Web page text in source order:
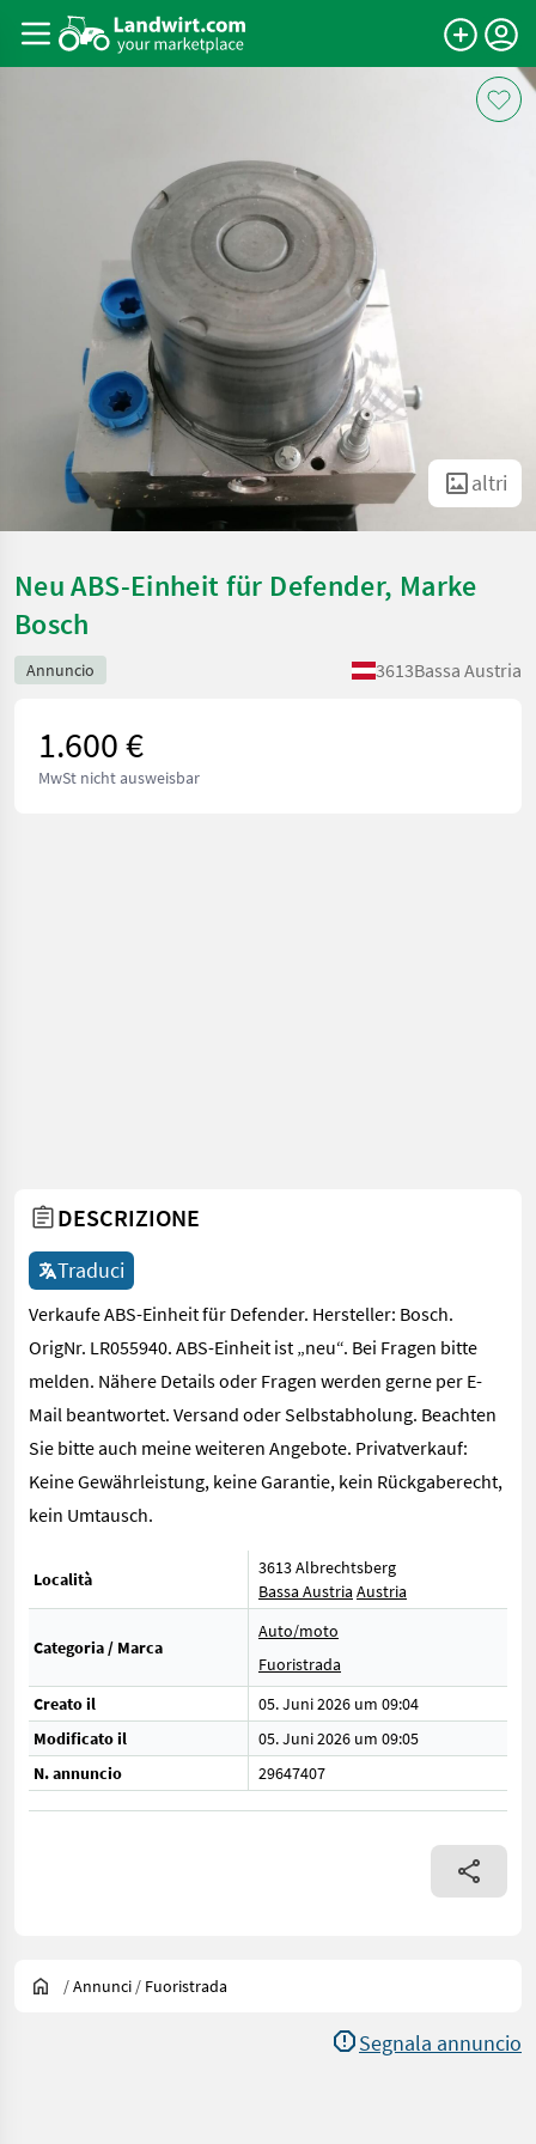
altri
Neu ABS-Einheit für Defender, Marke
Bosch
Annuncio 3613Bassa Austria
1.600 €
MwSt nicht ausweisbar
DESCRIZIONE
Traduci
Verkaufe ABS-Einheit für Defender. Hersteller: Bosch.
OrigNr. LR055940. ABS-Einheit ist „neu“. Bei Fragen bitte
melden. Nähere Details oder Fragen werden gerne per E-
Mail beantwortet. Versand oder Selbstabholung. Beachten
Sie bitte auch meine weiteren Angebote. Privatverkauf:
Keine Gewährleistung, keine Garantie, kein Rückgaberecht,
kein Umtausch.
Località
3613 Albrechtsberg
Bassa Austria Austria
Categoria / Marca
Auto/moto
Fuoristrada
Creato il
05. Juni 2026 um 09:04
Modificato il
05. Juni 2026 um 09:05
N. annuncio
29647407
/Annunci / Fuoristrada
Segnala annuncio